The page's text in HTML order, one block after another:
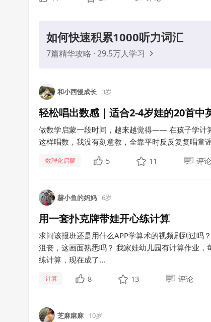
如何快速积累1000听力词汇
7篇精华攻略 · 29.5万人学习
和小西慢成长 3岁
轻松唱出数感｜适合2-4岁娃的20首中
做数学启蒙一段时间，越来越觉得—— 在孩子学计
这样唱数，我没有刻意教，全靠平时反反复复唱童
数理化启蒙 5 11 评论
赫小鱼的妈妈 6岁
用一套扑克牌带娃开心练计算
求问该报班还是用什么APP学算术的视频刷到过吗
沮丧，这画面熟悉吗？ 我家娃幼儿园有计算作业
练计算，现在成了...
计算 8 13 评论
芝麻麻麻 10岁